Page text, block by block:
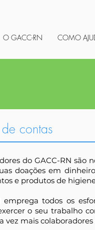
O GACC-RN COMO
contas
do GACC-RN são
doações em
e produtos de
emprega todos os
o seu trabalho
vez mais